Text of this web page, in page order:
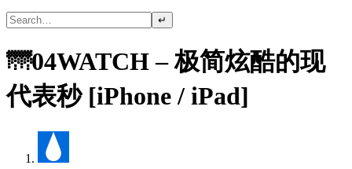
↵
🌁04WATCH – 极简炫酷的现
代表秒 [iPhone / iPad]